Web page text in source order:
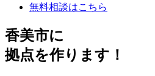
無料相談はこちら
香美市に
拠点を作ります！